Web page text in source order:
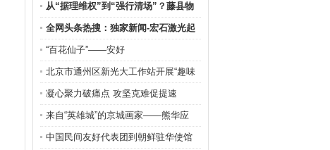
从“据理维权”到“强行清场”？藤县物
全网头条热搜：独家新闻-宏石激光起
诉
“百花仙子”——安好
北京市通州区新光大工作站开展“趣味
凝心聚力破痛点 攻坚克难促提速
来自“英雄城”的京城画家——熊华应
中国民间友好代表团到朝鲜驻华使馆